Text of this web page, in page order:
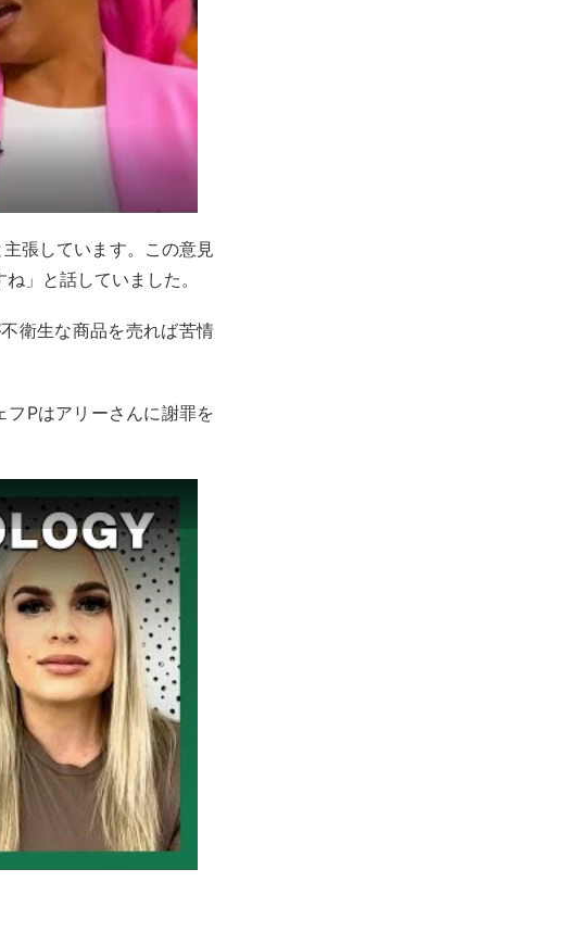
張しています。この意見
」と話していました。
衛生な商品を売れば苦情
フPはアリーさんに謝罪を